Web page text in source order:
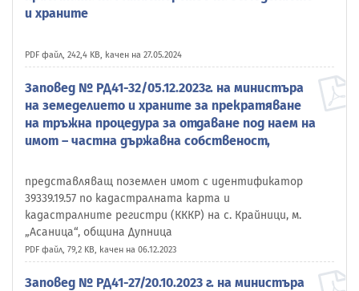
и храните
PDF файл, 242,4 KB, качен на 27.05.2024
Заповед № РД41-32/05.12.2023г. на министъра
на земеделието и храните за прекратяване
на тръжна процедура за отдаване под наем на
имот – частна държавна собственост,
представляващ поземлен имот с идентификатор
39339.19.57 по кадастралната карта и
кадастралните регистри (КККР) на с. Крайници, м.
„Асаница“, община Дупница
PDF файл, 79,2 KB, качен на 06.12.2023
Заповед № РД41-27/20.10.2023 г. на министъра